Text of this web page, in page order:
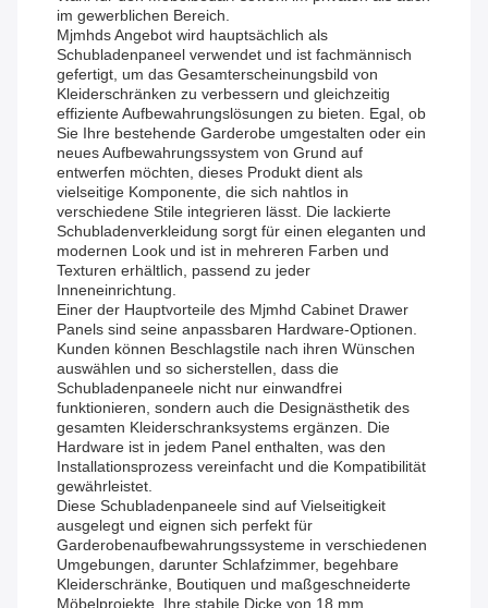
im gewerblichen Bereich.
Mjmhds Angebot wird hauptsächlich als
Schubladenpaneel verwendet und ist fachmännisch
gefertigt, um das Gesamterscheinungsbild von
Kleiderschränken zu verbessern und gleichzeitig
effiziente Aufbewahrungslösungen zu bieten. Egal, ob
Sie Ihre bestehende Garderobe umgestalten oder ein
neues Aufbewahrungssystem von Grund auf
entwerfen möchten, dieses Produkt dient als
vielseitige Komponente, die sich nahtlos in
verschiedene Stile integrieren lässt. Die lackierte
Schubladenverkleidung sorgt für einen eleganten und
modernen Look und ist in mehreren Farben und
Texturen erhältlich, passend zu jeder
Inneneinrichtung.
Einer der Hauptvorteile des Mjmhd Cabinet Drawer
Panels sind seine anpassbaren Hardware-Optionen.
Kunden können Beschlagstile nach ihren Wünschen
auswählen und so sicherstellen, dass die
Schubladenpaneele nicht nur einwandfrei
funktionieren, sondern auch die Designästhetik des
gesamten Kleiderschranksystems ergänzen. Die
Hardware ist in jedem Panel enthalten, was den
Installationsprozess vereinfacht und die Kompatibilität
gewährleistet.
Diese Schubladenpaneele sind auf Vielseitigkeit
ausgelegt und eignen sich perfekt für
Garderobenaufbewahrungssysteme in verschiedenen
Umgebungen, darunter Schlafzimmer, begehbare
Kleiderschränke, Boutiquen und maßgeschneiderte
Möbelprojekte. Ihre stabile Dicke von 18 mm